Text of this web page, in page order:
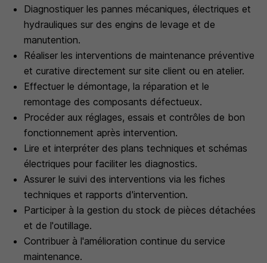
Diagnostiquer les pannes mécaniques, électriques et
hydrauliques sur des engins de levage et de
manutention.
Réaliser les interventions de maintenance préventive
et curative directement sur site client ou en atelier.
Effectuer le démontage, la réparation et le
remontage des composants défectueux.
Procéder aux réglages, essais et contrôles de bon
fonctionnement après intervention.
Lire et interpréter des plans techniques et schémas
électriques pour faciliter les diagnostics.
Assurer le suivi des interventions via les fiches
techniques et rapports d'intervention.
Participer à la gestion du stock de pièces détachées
et de l'outillage.
Contribuer à l'amélioration continue du service
maintenance.